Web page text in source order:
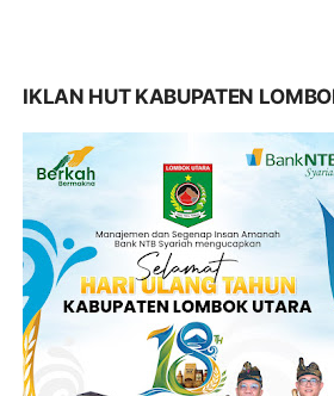
IKLAN HUT KABUPATEN